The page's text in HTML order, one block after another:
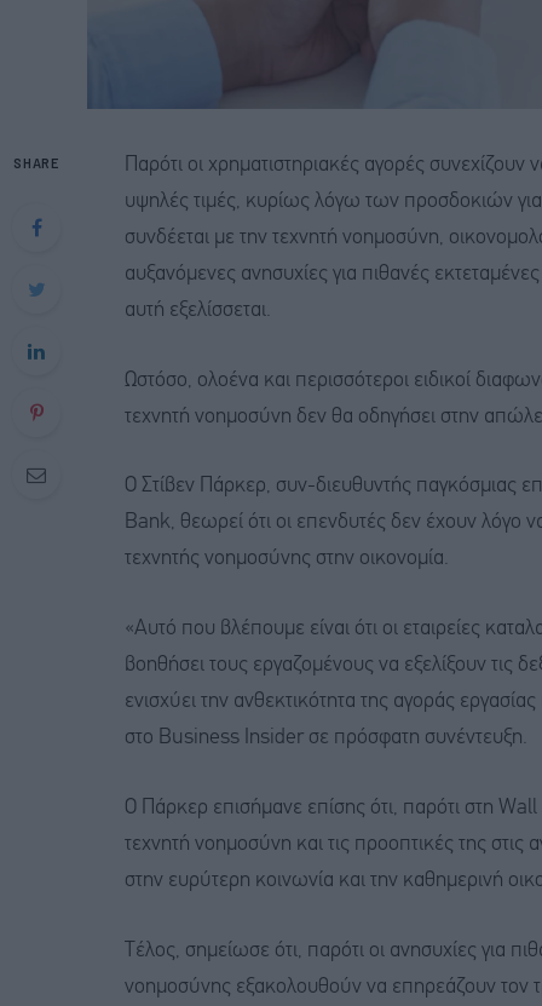
SHARE
Παρότι οι χρηματιστηριακές αγορές
υψηλές τιμές, κυρίως λόγω των προσδοκιών
συνδέεται με την τεχνητή νοημοσύνη,
αυξανόμενες ανησυχίες για πιθανές
αυτή εξελίσσεται.
Ωστόσο, ολοένα και περισσότεροι ειδικοί
τεχνητή νοημοσύνη δεν θα οδηγήσει στην
Ο Στίβεν Πάρκερ, συν-διευθυντής παγκόσμιας
Bank, θεωρεί ότι οι επενδυτές δεν έχουν λόγο
τεχνητής νοημοσύνης στην οικονομία.
«Αυτό που βλέπουμε είναι ότι οι εταιρείες
βοηθήσει τους εργαζομένους να εξελίξουν τις
ενισχύει την ανθεκτικότητα της αγοράς
στο Business Insider σε πρόσφατη συνέντευξη.
Ο Πάρκερ επισήμανε επίσης ότι, παρότι στη
τεχνητή νοημοσύνη και τις προοπτικές της στις
στην ευρύτερη κοινωνία και την καθημερινή
Τέλος, σημείωσε ότι, παρότι οι ανησυχίες για
νοημοσύνης εξακολουθούν να επηρεάζουν τον